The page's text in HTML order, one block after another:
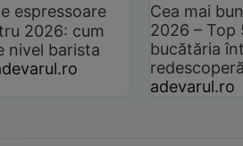
espressoare
2026: cum
nivel barista
Cea mai
2026 –
bucătăria
adevarul.ro